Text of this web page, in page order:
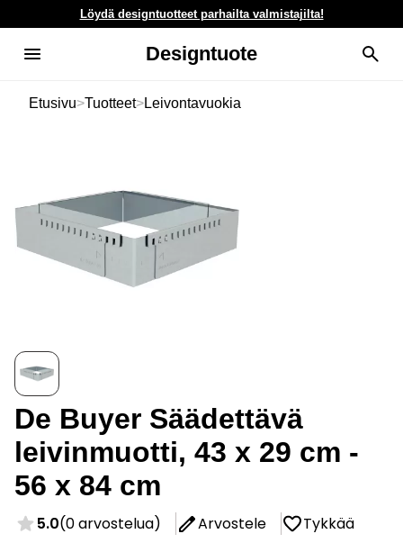
Löydä designtuotteet parhailta valmistajilta!
Designtuote
Etusivu>Tuotteet>Leivontavuokia
De Buyer Säädettävä
leivinmuotti, 43 x 29 cm -
56 x 84 cm
5.0(0 arvostelua) Arvostele
Tykkää